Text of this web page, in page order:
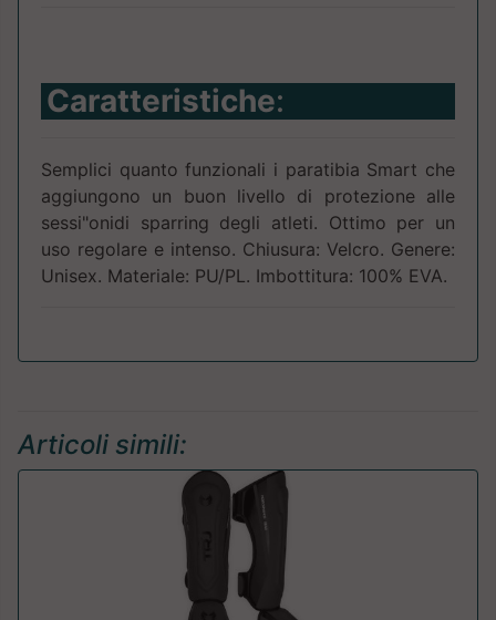
Caratteristiche:
Semplici quanto funzionali i paratibia Smart che
aggiungono un buon livello di protezione alle
sessi"onidi sparring degli atleti. Ottimo per un
uso regolare e intenso. Chiusura: Velcro. Genere:
Unisex. Materiale: PU/PL. Imbottitura: 100% EVA.
Articoli simili: